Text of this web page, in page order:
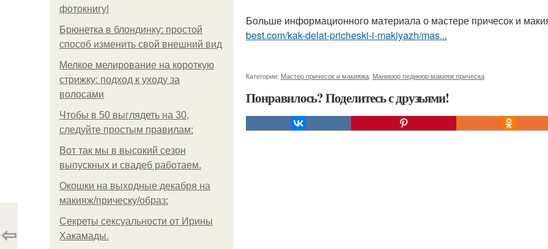
фотокнигу!
Брюнетка в блондинку: простой
способ изменить свой внешний вид
Мелкое мелирование на короткую
стрижку: подход к уходу за
волосами
Чтобы в 50 выглядеть на 30,
следуйте простым правилам:
Вот так мы в высокий сезон
выпускных и свадеб работаем.
Окошки на выходные декабря на
макияж/прическу/образ:
Секреты сексуальности от Ирины
Хакамады.
Больше информационного материала о мастере причесок и
best.com/kak-delat-pricheski-i-makiyazh/mas...
Категории: Мастер причесок и макияжа Маникюр педикюр макияж прическа
Понравилось? Поделитесь с друзьями!
⇦